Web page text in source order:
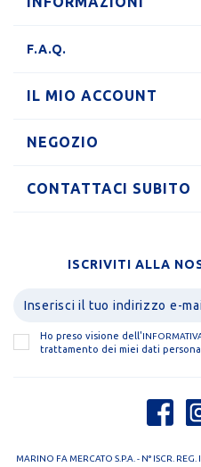
F.A.Q.
IL MIO ACCOUNT
NEGOZIO
CONTATTACI SUBITO
ISCRIVITI ALLA
Ho preso visione dell'
trattamento dei miei dati
MARINO FA MERCATO S.P.A. - N° ISCR.